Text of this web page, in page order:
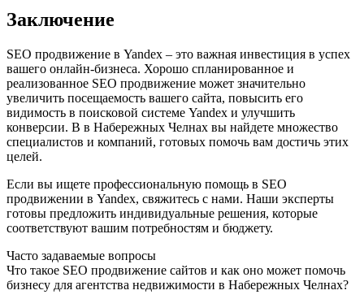
Заключение
SEO продвижение в Yandex – это важная инвестиция в успех
вашего онлайн-бизнеса. Хорошо спланированное и
реализованное SEO продвижение может значительно
увеличить посещаемость вашего сайта, повысить его
видимость в поисковой системе Yandex и улучшить
конверсии. В в Набережных Челнах вы найдете множество
специалистов и компаний, готовых помочь вам достичь этих
целей.
Если вы ищете профессиональную помощь в SEO
продвижении в Yandex, свяжитесь с нами. Наши эксперты
готовы предложить индивидуальные решения, которые
соответствуют вашим потребностям и бюджету.
Часто задаваемые вопросы
Что такое SEO продвижение сайтов и как оно может помочь
бизнесу для агентства недвижимости в Набережных Челнах?